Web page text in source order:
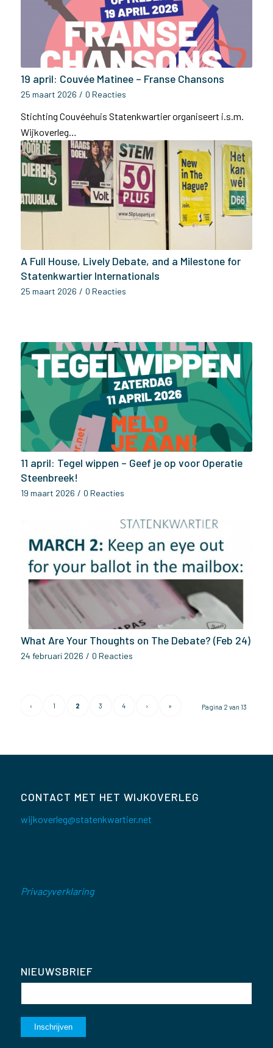
19 april: Couvée Matinee – Franse Chansons
25 maart 2026 / 0 Reacties
Stichting Couvéehuis Statenkwartier organiseert i.s.m.
Wijkoverleg…
A Full House, Lively Debate, and a Milestone for
Statenkwartier Internationals
25 maart 2026 / 0 Reacties
11 april: Tegel wippen – Geef je op voor Operatie
Steenbreek!
19 maart 2026 / 0 Reacties
What Are Your Thoughts on The Debate? (Feb 24)
24 februari 2026 / 0 Reacties
Pagina 2 van 13
‹ 1 2 3 4 › »
CONTACT MET HET WIJKOVERLEG
wijkoverleg@statenkwartier.net
Privacyverklaring
NIEUWSBRIEF